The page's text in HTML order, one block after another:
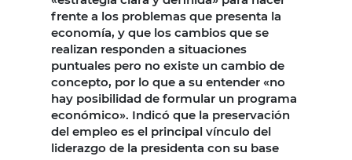
frente a los problemas que presenta la
economía, y que los cambios que se
realizan responden a situaciones
puntuales pero no existe un cambio de
concepto, por lo que a su entender «no
hay posibilidad de formular un programa
económico». Indicó que la preservación
del empleo es el principal vínculo del
liderazgo de la presidenta con su base